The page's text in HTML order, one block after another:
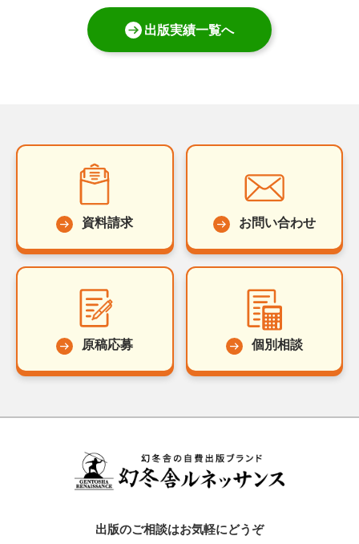
出版実績一覧へ
資料請求 お問い合わせ
原稿応募 個別相談
出版のご相談はお気軽にどうぞ